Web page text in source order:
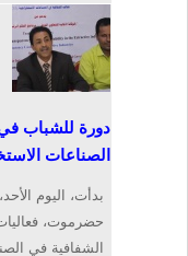
دورة للشباب
الصناعات
بدأت، اليوم
حضرموت،
الشفافية في